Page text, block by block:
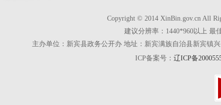
Copyright © 2014 XinBin.gov.cn All
建议分辨率：1440*960以上 最
主办单位：新宾县政务公开办 地址：新宾满族自治县新宾镇
ICP备案号： 辽ICP备